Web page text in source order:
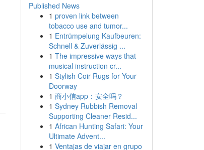
Published News
1 proven link between
tobacco use and tumor...
1 Entrümpelung Kaufbeuren:
Schnell & Zuverlässig ...
1 The impressive ways that
musical instruction cr...
1 Stylish Coir Rugs for Your
Doorway
1 商小信app：安全吗？
1 Sydney Rubbish Removal
Supporting Cleaner Resid...
1 African Hunting Safari: Your
Ultimate Advent...
1 Ventajas de viajar en grupo